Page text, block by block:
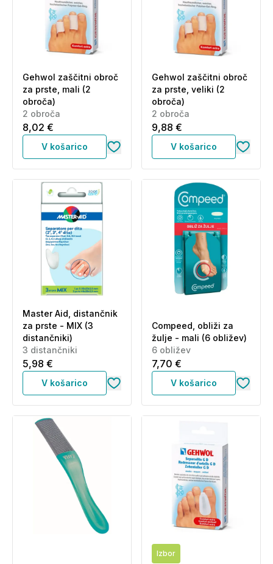
Gehwol zaščitni obroč
za prste, mali (2
obroča)
2 obroča
8,02 €
V košarico
Gehwol zaščitni obroč
za prste, veliki (2
obroča)
2 obroča
9,88 €
V košarico
Master Aid, distančnik
za prste - MIX (3
distančniki)
3 distančniki
5,98 €
V košarico
Compeed, obliži za
žulje - mali (6 obližev)
6 obližev
7,70 €
V košarico
Izbor